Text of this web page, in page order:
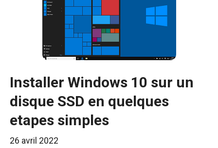
Installer Windows 10 sur un
disque SSD en quelques
etapes simples
26 avril 2022